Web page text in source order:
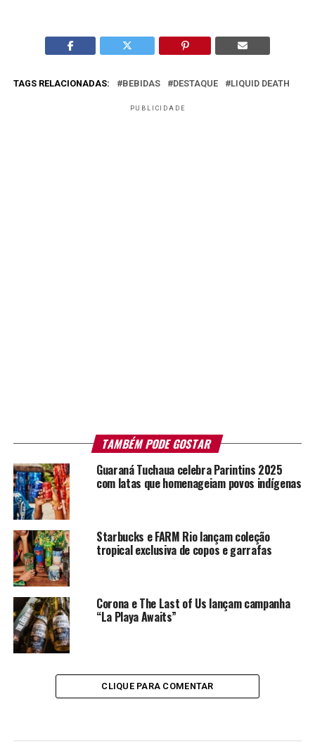
TAGS RELACIONADAS: BEBIDAS DESTAQUE LIQUID DEATH
PUBLICIDADE
TAMBÉM PODE GOSTAR
Guaraná Tuchaua celebra Parintins 2025
com latas que homenageiam povos indígenas
Starbucks e FARM Rio lançam coleção
tropical exclusiva de copos e garrafas
Corona e The Last of Us lançam campanha
“La Playa Awaits”
CLIQUE PARA COMENTAR